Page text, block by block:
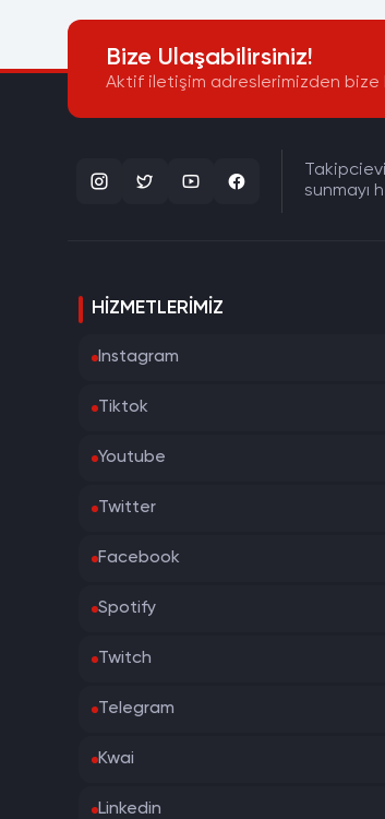
Bize Ulaşabilirsiniz!
Aktif iletişim adreslerimizden bize
sunmayı
HIZMETLERIMIZ
Instagram
Tiktok
Youtube
Twitter
Facebook
Spotify
Twitch
Telegram
Kwai
Linkedin